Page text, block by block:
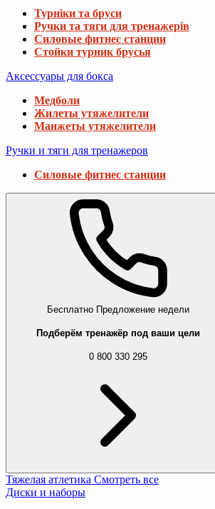
Турніки та бруси
Ручки та тяги для тренажерів
Силовые фитнес станции
Стойки турник брусья
Аксессуары для бокса
Медболи
Жилеты утяжелители
Манжеты утяжелители
Ручки и тяги для тренажеров
Силовые фитнес станции
Бесплатно Предложение недели
Подберём тренажёр под ваши цели
0 800 330 295
Тяжелая атлетика Смотреть все
Диски и наборы